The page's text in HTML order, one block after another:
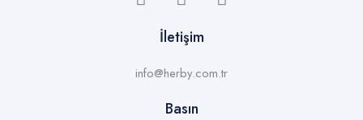
İletişim
info@herby.com.tr
Basın